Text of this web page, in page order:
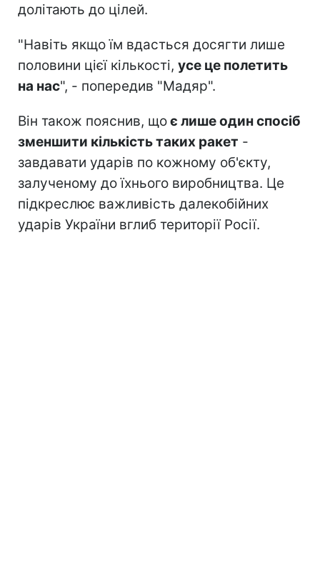
долітають до цілей.
"Навіть якщо їм вдасться досягти лише
половини цієї кількості, усе це полетить
на нас", - попередив "Мадяр".
Він також пояснив, щоє лише один спосіб
зменшити кількість таких ракет -
завдавати ударів по кожному об'єкту,
залученому до їхнього виробництва. Це
підкреслює важливість далекобійних
ударів України вглиб території Росії.